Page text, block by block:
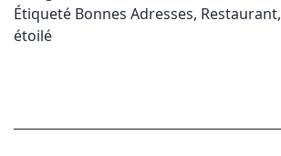
Étiqueté Bonnes Adresses, Restaurant,
étoilé